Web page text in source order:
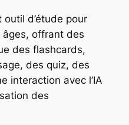
d’étude pour
offrant des
des flashcards,
des quiz, des
interaction avec l’IA
des